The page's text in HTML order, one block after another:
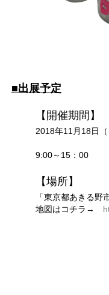
■出展予定
【開催期間】
2018年11月18日
19
9:00～15：00
【場所】
「東京都あきる
地図はコチラ→